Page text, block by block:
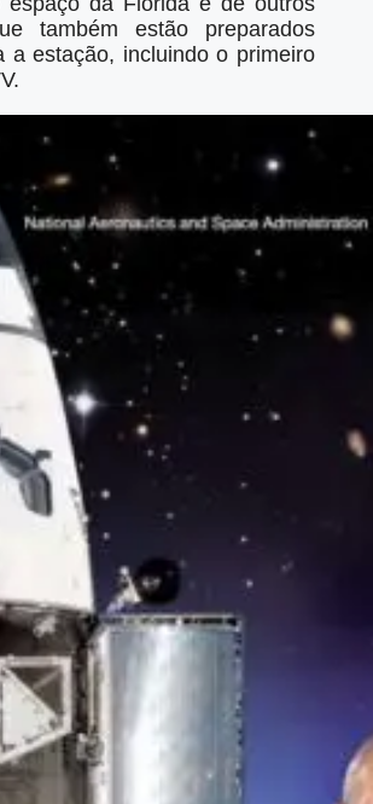
também estão preparados
a estação, incluindo o primeiro